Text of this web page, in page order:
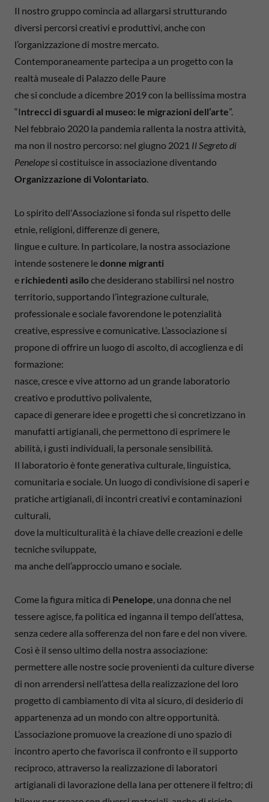
Il nostro gruppo comincia ad allargarsi strutturando
diversi percorsi creativi e produttivi, anche con
l’organizzazione di mostre mercato.
Contemporaneamente partecipa a un progetto con la
realtà museale di Palazzo delle Paure
che si conclude a dicembre 2019 con la bellissima mostra
“Intrecci di sguardi al museo: le migrazioni dell’arte”.
Nel febbraio 2020 la pandemia rallenta la nostra attività,
ma non il nostro percorso: nel giugno 2021 Il Segreto di
Penelope si costituisce in associazione diventando
Organizzazione di Volontariato.
Lo spirito dell'Associazione si fonda sul rispetto delle
etnie, religioni, differenze di genere,
lingue e culture. In particolare, la nostra associazione
intende sostenere ledonne migranti
e richiedenti asiloche desiderano stabilirsi nel nostro
territorio, supportando l’integrazione culturale,
professionale e sociale favorendone le potenzialità
creative, espressive e comunicative. L’associazione si
propone di offrire un luogo di ascolto, di accoglienza e di
formazione:
nasce, cresce e vive attorno ad un grande laboratorio
creativo e produttivo polivalente,
capace di generare idee e progetti che si concretizzano in
manufatti artigianali, che permettono di esprimere le
abilità, i gusti individuali, la personale sensibilità.
Il laboratorio è fonte generativa culturale, linguistica,
comunitaria e sociale. Un luogo di condivisione di saperi e
pratiche artigianali, di incontri creativi e contaminazioni
culturali,
dove la multiculturalità è la chiave delle creazioni e delle
tecniche sviluppate,
ma anche dell’approccio umano e sociale.
Come la figura mitica di Penelope, una donna che nel
tessere agisce, fa politica ed inganna il tempo dell’attesa,
senza cedere alla sofferenza del non fare e del non vivere.
Così è il senso ultimo della nostra associazione:
permettere alle nostre socie provenienti da culture diverse
di non arrendersi nell’attesa della realizzazione del loro
progetto di cambiamento di vita al sicuro, di desiderio di
appartenenza ad un mondo con altre opportunità.
L’associazione promuove la creazione di uno spazio di
incontro aperto che favorisca il confronto e il supporto
reciproco, attraverso la realizzazione di laboratori
artigianali di lavorazione della lana per ottenere il feltro; di